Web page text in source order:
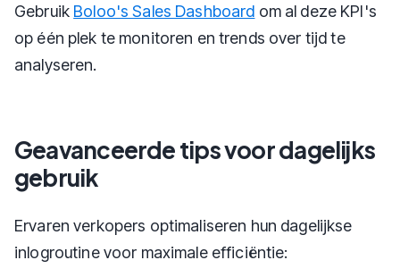
Gebruik Boloo's Sales Dashboard om al deze KPI's
op één plek te monitoren en trends over tijd te
analyseren.
Geavanceerde tips voor dagelijks
gebruik
Ervaren verkopers optimaliseren hun dagelijkse
inlogroutine voor maximale efficiëntie: